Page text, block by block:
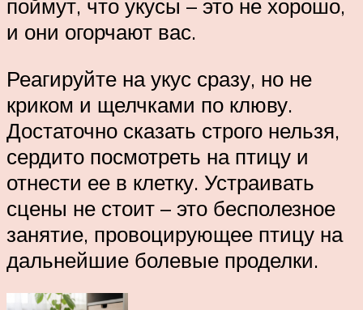
поймут, что укусы – это не хорошо,
и они огорчают вас.
Реагируйте на укус сразу, но не
криком и щелчками по клюву.
Достаточно сказать строго нельзя,
сердито посмотреть на птицу и
отнести ее в клетку. Устраивать
сцены не стоит – это бесполезное
занятие, провоцирующее птицу на
дальнейшие болевые проделки.